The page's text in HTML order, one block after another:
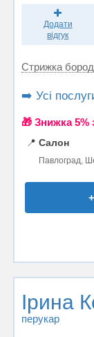
Додати
відгук
Стрижка
➡️ Усі
🎁 Знижка
📍 Салон
Павлоград,
Ірина
перукар